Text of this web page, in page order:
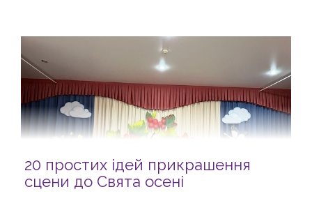
20 простих ідей прикрашення
сцени до Свята осені